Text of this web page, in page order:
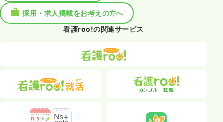
採用・求人掲載をお考えの方へ
看護roo!の関連サービス